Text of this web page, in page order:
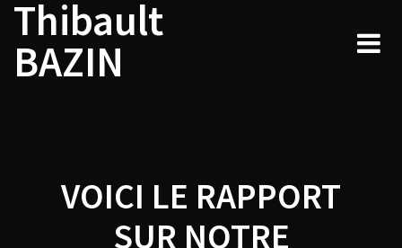
Skip
content
Thibault
BAZIN
VOICI LE RAPPORT
SUR NOTRE
Navigation
de